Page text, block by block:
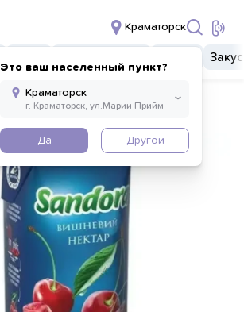
Краматорск
Это ваш населенный пункт?
Да Другой